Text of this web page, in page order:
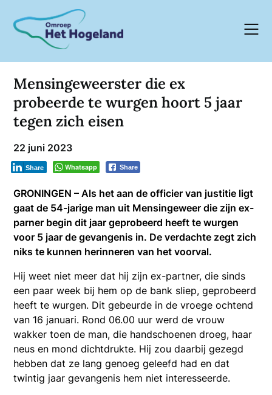
content
Mensingeweerster die ex
probeerde te wurgen hoort 5 jaar
tegen zich eisen
22 juni 2023
Whatsapp Share
Share
GRONINGEN – Als het aan de officier van justitie ligt
gaat de 54-jarige man uit Mensingeweer die zijn ex-
parner begin dit jaar geprobeerd heeft te wurgen
voor 5 jaar de gevangenis in. De verdachte zegt zich
niks te kunnen herinneren van het voorval.
Hij weet niet meer dat hij zijn ex-partner, die sinds
een paar week bij hem op de bank sliep, geprobeerd
heeft te wurgen. Dit gebeurde in de vroege ochtend
van 16 januari. Rond 06.00 uur werd de vrouw
wakker toen de man, die handschoenen droeg, haar
neus en mond dichtdrukte. Hij zou daarbij gezegd
hebben dat ze lang genoeg geleefd had en dat
twintig jaar gevangenis hem niet interesseerde.